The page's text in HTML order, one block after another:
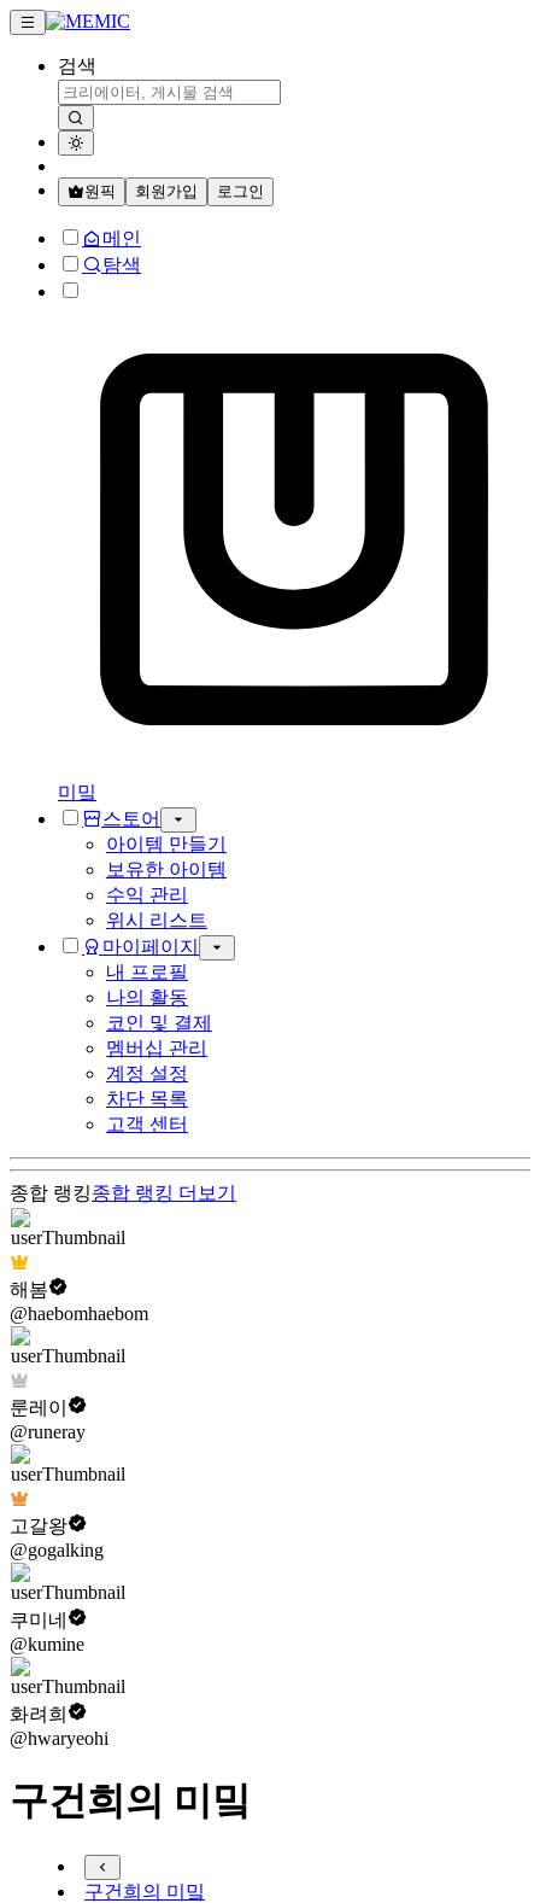
검색
원픽 회원가입 로그인
메인
탐색
미밐
스토어
아이템 만들기
보유한 아이템
수익 관리
위시 리스트
마이페이지
내 프로필
나의 활동
코인 및 결제
멤버십 관리
계정 설정
차단 목록
고객 센터
종합 랭킹종합 랭킹 더보기
해봄
@haebomhaebom
룬레이
@runeray
고갈왕
@gogalking
쿠미네
@kumine
화려희
@hwaryeohi
구건희의 미밐
구건희의 미밐